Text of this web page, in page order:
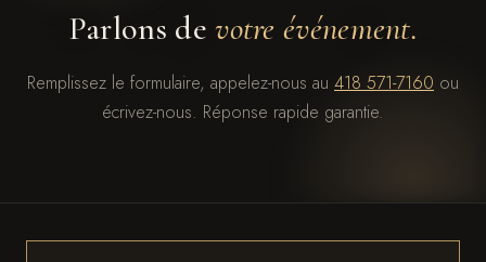
Parlons de votre événement.
Remplissez le formulaire, appelez-nous au 418 571-7160 ou
écrivez-nous. Réponse rapide garantie.